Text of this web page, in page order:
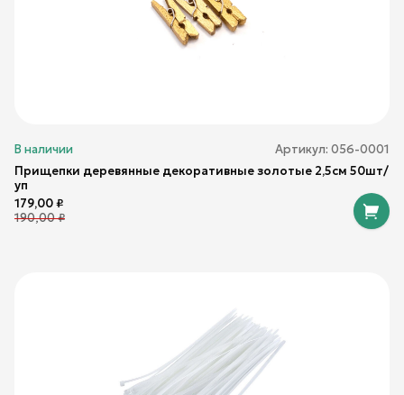
В наличии Артикул: 056-0001
Прищепки деревянные декоративные золотые 2,5см 50шт/
уп
179,00₽
190,00₽